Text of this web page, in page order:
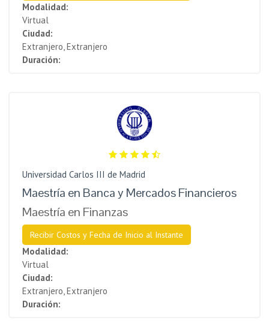
Modalidad:
Virtual
Ciudad:
Extranjero, Extranjero
Duración:
Universidad Carlos III de Madrid
Maestría en Banca y Mercados Financieros
Maestría en Finanzas
Recibir Costos y Fecha de Inicio al Instante
Modalidad:
Virtual
Ciudad:
Extranjero, Extranjero
Duración: